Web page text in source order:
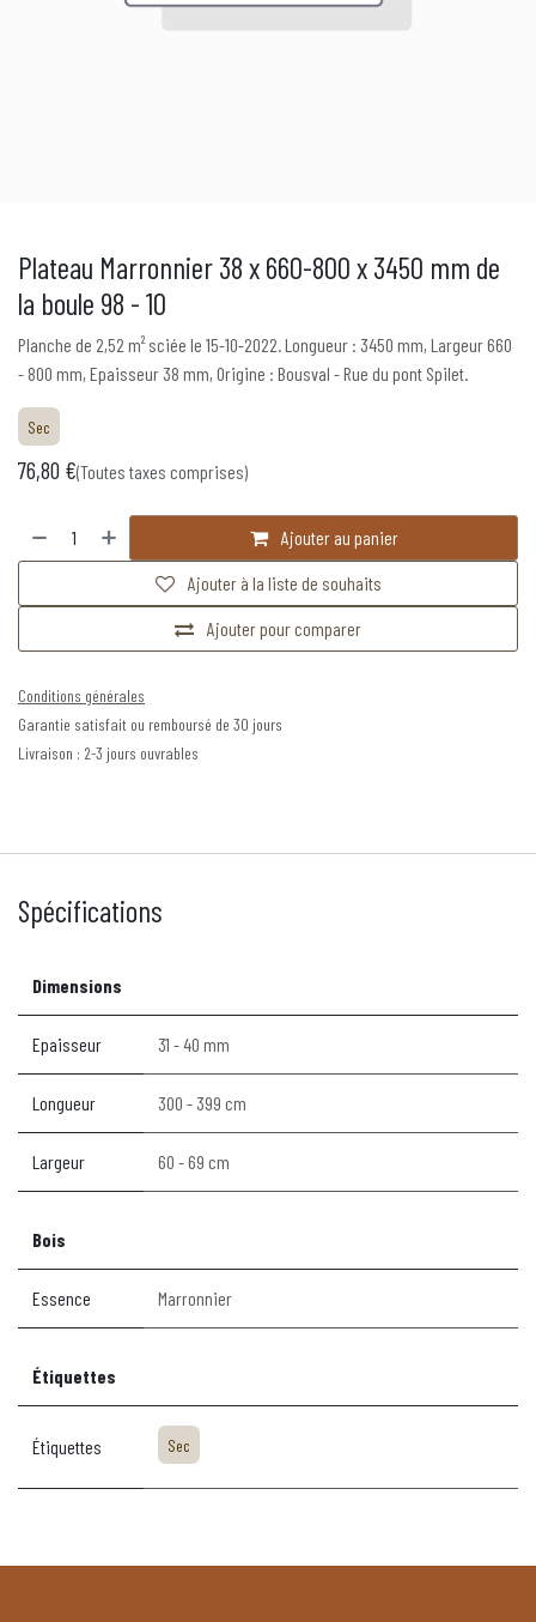
Plateau Marronnier 38 x 660-800 x 3450 mm de
la boule 98 - 10
Planche de 2,52 m² sciée le 15-10-2022. Longueur : 3450 mm, Largeur 660
- 800 mm, Epaisseur 38 mm, Origine : Bousval - Rue du pont Spilet.
Sec
76,80 €(Toutes taxes comprises)
Ajouter au panier
Ajouter pour comparer
Ajouter à la liste de souhaits
Conditions générales
Garantie satisfait ou remboursé de 30 jours
Livraison : 2-3 jours ouvrables
Spécifications
Dimensions
Epaisseur 31 - 40 mm
Longueur 300 - 399 cm
Largeur 60 - 69 cm
Bois
Essence Marronnier
Étiquettes
Étiquettes Sec